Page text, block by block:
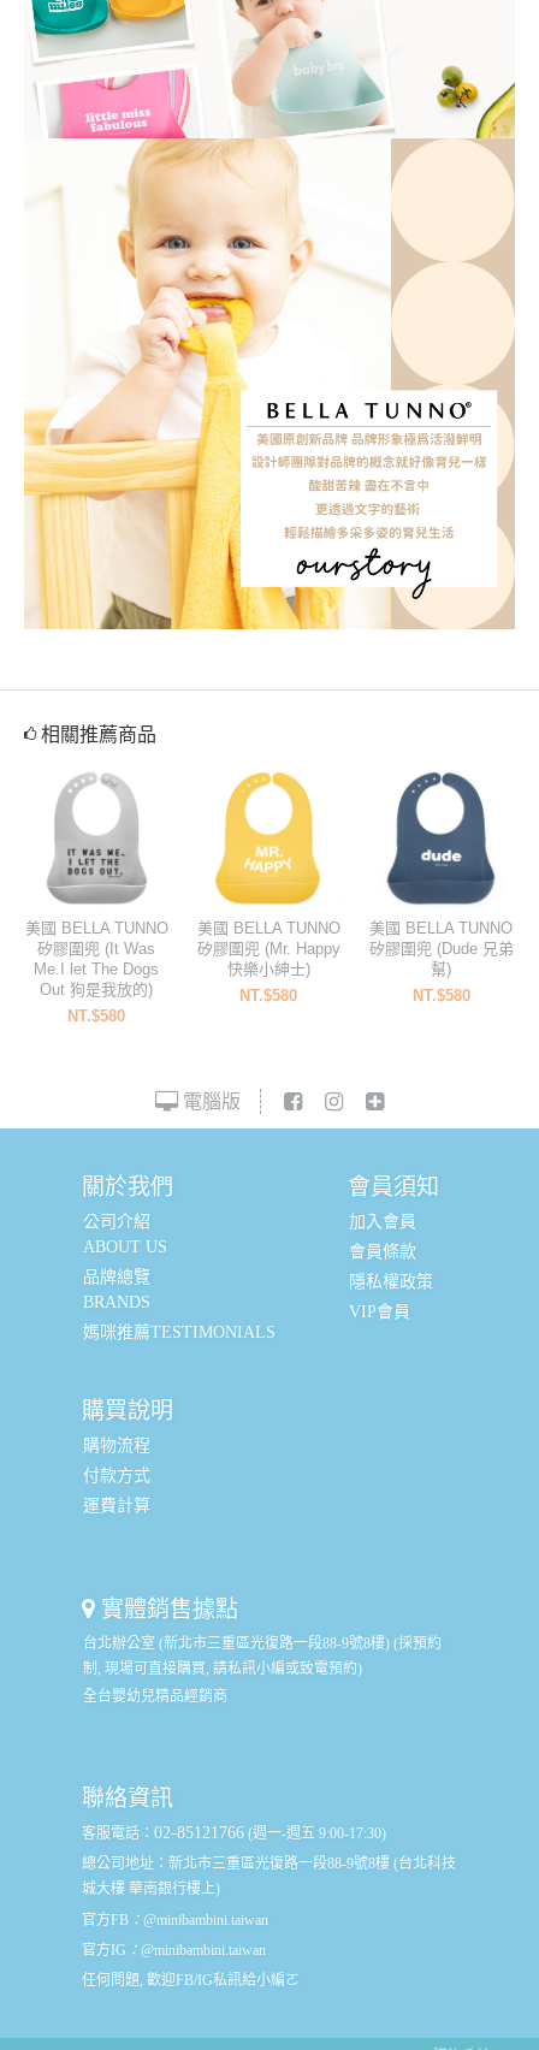
相關推薦商品
美國 BELLA TUNNO
矽膠圍兜 (It Was
Me.I let The Dogs
Out 狗是我放的)
NT.$580
美國 BELLA TUNNO
矽膠圍兜 (Mr. Happy
快樂小紳士)
NT.$580
美國 BELLA TUNNO
矽膠圍兜 (Dude 兄弟
幫)
NT.$580
電腦版
關於我們
公司介紹
ABOUT US
品牌總覽
BRANDS
媽咪推薦TESTIMONIALS
會員須知
加入會員
會員條款
隱私權政策
VIP會員
購買說明
購物流程
付款方式
運費計算
實體銷售據點
台北辦公室 (新北市三重區光復路一段88-9號8樓) (採預約
制, 現場可直接購買, 請私訊小編或致電預約)
全台嬰幼兒精品經銷商
聯絡資訊
客服電話： 02-85121766 (週一-週五 9:00-17:30)
總公司地址： 新北市三重區光復路一段88-9號8樓 (台北科技
城大樓 華南銀行樓上)
官方FB ： @minibambini.taiwan
官方IG ： @minibambini.taiwan
任何問題, 歡迎FB/IG私訊給小編ㄛ